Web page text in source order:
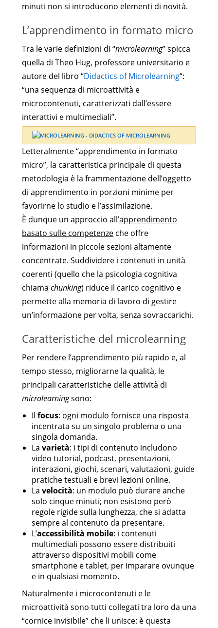
minuti non si introducono elementi di novità.
L’apprendimento in formato micro
Tra le varie definizioni di “microlearning” spicca
quella di Theo Hug, professore universitario e
autore del libro “Didactics of Microlearning“:
“una sequenza di microattività e
microcontenuti, caratterizzati dall’essere
interattivi e multimediali”.
Letteralmente “apprendimento in formato
micro”, la caratteristica principale di questa
metodologia è la frammentazione dell’oggetto
di apprendimento in porzioni minime per
favorirne lo studio e l’assimilazione.
È dunque un approccio all’apprendimento
basato sulle competenze che offre
informazioni in piccole sezioni altamente
concentrate. Suddividere i contenuti in unità
coerenti (quello che la psicologia cognitiva
chiama chunking) riduce il carico cognitivo e
permette alla memoria di lavoro di gestire
un’informazione per volta, senza sovraccarichi.
Caratteristiche del microlearning
Per rendere l’apprendimento più rapido e, al
tempo stesso, migliorarne la qualità, le
principali caratteristiche delle attività di
microlearningsono:
Il focus: ogni modulo fornisce una risposta
incentrata su un singolo problema o una
singola domanda.
La varietà: i tipi di contenuto includono
video tutorial, podcast, presentazioni,
interazioni, giochi, scenari, valutazioni, guide
pratiche testuali e brevi lezioni online.
La velocità: un modulo può durare anche
solo cinque minuti; non esistono però
regole rigide sulla lunghezza, che si adatta
sempre al contenuto da presentare.
L’accessibilità mobile: i contenuti
multimediali possono essere distribuiti
attraverso dispositivi mobili come
smartphone e tablet, per imparare ovunque
e in qualsiasi momento.
Naturalmente i microcontenuti e le
microattività sono tutti collegati tra loro da una
“cornice invisibile” che li unisce: è questa